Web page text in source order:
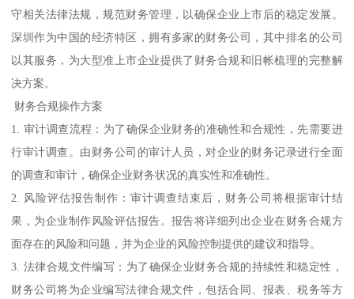
守相关法律法规，规范财务管理，以确保企业上市后的稳定发展。
深圳作为中国的经济特区，拥有多家的财务公司，其中排名的公司
以其服务，为大型准上市企业提供了财务合规和旧帐梳理的完整解
决方案。
财务合规操作方案
1. 审计调查流程：为了确保企业财务的准确性和合规性，先需要进
行审计调查。由财务公司的审计人员，对企业的财务记录进行全面
的调查和审计，确保企业财务状况的真实性和准确性。
2. 风险评估报告制作：审计调查结束后，财务公司将根据审计结
果，为企业制作风险评估报告。报告将详细列出企业在财务合规方
面存在的风险和问题，并为企业的风险控制提供的建议和指导。
3. 法律合规文件编写：为了确保企业财务合规的持续性和稳定性，
财务公司将为企业编写法律合规文件，包括合同、报表、税务等方